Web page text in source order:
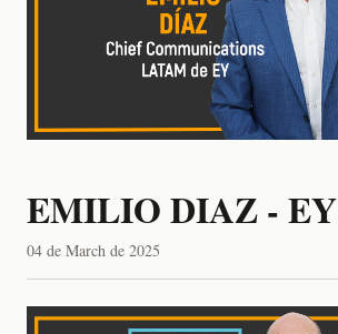
EMILIO DIAZ - EY
04 de March de 2025